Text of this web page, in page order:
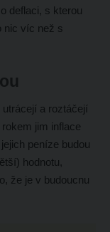
deflaci, s kterou
nic víc než s
a roztáčejí
jim inflace
peníze budou
hodnotu,
že je v budoucnu